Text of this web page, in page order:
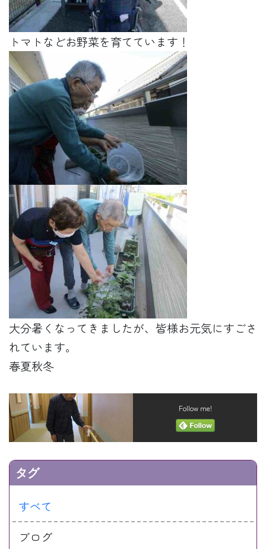
トマトなどお野菜を育てています！
大分暑くなってきましたが、皆様お元気にすごさ
れています。
春夏秋冬
Follow me!
タグ
すべて
ブログ